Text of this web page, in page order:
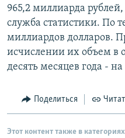
СИБИРЬ.РЕАЛИИ
РАСПИСАНИЕ ВЕЩАНИЯ
ПОДПИШИТЕСЬ НА
965,2 миллиарда
служба статистики. По
миллиардов долларов.
исчислении их объем в
десять месяцев года - на
Поделиться
Этот контент также в категориях